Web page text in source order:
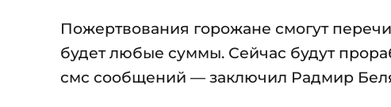
Пожертвования горожане смогут
будет любые суммы. Сейчас будут
смс сообщений — заключил Радмир